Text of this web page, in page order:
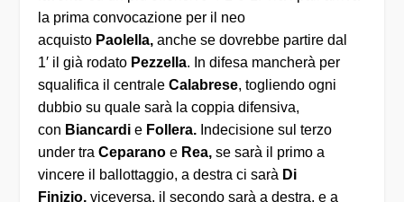
la prima convocazione per il neo
acquisto Paolella, anche se dovrebbe partire dal
1′ il già rodato Pezzella . In difesa mancherà per
squalifica il centraleCalabrese , togliendo ogni
dubbio su quale sarà la coppia difensiva,
con Biancardie Follera. Indecisione sul terzo
under traCeparanoe Rea,se sarà il primo a
vincere il ballottaggio, a destra ci sarà Di
Finizio,viceversa, il secondo sarà a destra, e a